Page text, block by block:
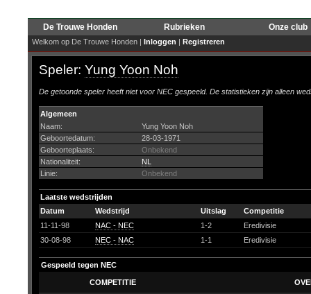
De Trouwe Honden Rubrieken Onze club
Welkom op De Trouwe Honden | Inloggen | Registreren
Speler: Yung Yoon Noh
De getoonde speler heeft niet voor NEC gespeeld. De statistieken zijn alleen
Algemeen
Naam:
Yung Yoon Noh
Geboortedatum:
28-03-1971
Geboorteplaats:
Onbekend
Nationaliteit:
NL
Linie:
Onbekend
Laatste wedstrijden
Datum
Wedstrijd Uitslag
Competitie
11-11-98
NAC - NEC 1-2
Eredivisie
30-08-98
NEC - NAC 1-1 Eredivisie
Gespeeld tegen NEC
COMPETITIE